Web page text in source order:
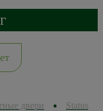
двери Status